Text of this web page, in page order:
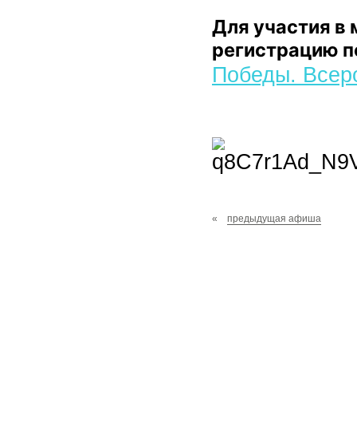
Для участия в
регистрацию
Победы.
« предыдущая афиша